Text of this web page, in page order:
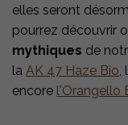
elles seront
pourrez découvrir
mythiques de
la AK 47 Haze Bio,
encore l'Orangello